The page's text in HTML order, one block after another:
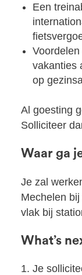
Een
vakanties
op
Al goesting
Solliciteer
Waar ga
Je zal
Mechelen
vlak bij
What’s
Je